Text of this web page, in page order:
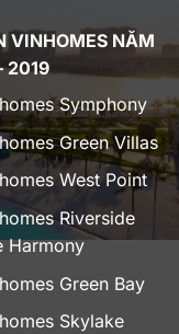
VINHOMES NĂM
2019
Symphony
Green Villas
West Point
Riverside
Harmony
Green Bay
Skylake